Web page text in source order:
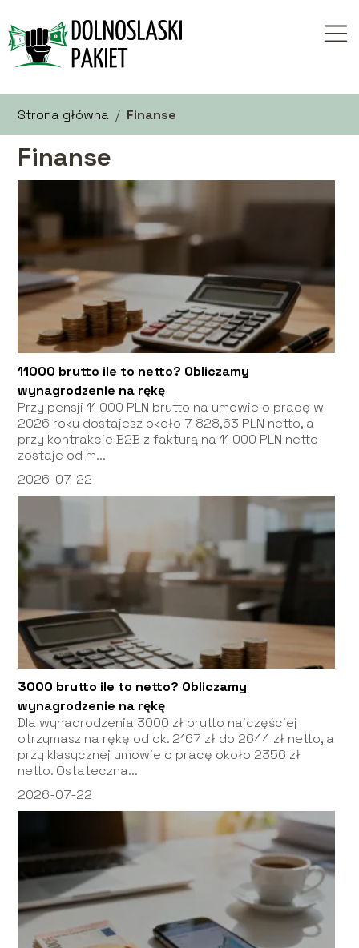
Strona główna / Finanse
Finanse
11000 brutto ile to netto? Obliczamy
wynagrodzenie na rękę
Przy pensji 11 000 PLN brutto na umowie o pracę w
2026 roku dostajesz około 7 828,63 PLN netto, a
przy kontrakcie B2B z fakturą na 11 000 PLN netto
zostaje od m...
2026-07-22
3000 brutto ile to netto? Obliczamy
wynagrodzenie na rękę
Dla wynagrodzenia 3000 zł brutto najczęściej
otrzymasz na rękę od ok. 2167 zł do 2644 zł netto, a
przy klasycznej umowie o pracę około 2356 zł
netto. Ostateczna...
2026-07-22